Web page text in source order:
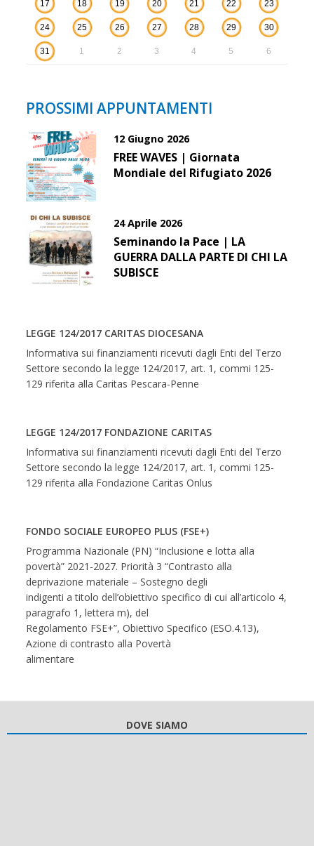
17 18 19 20 21 22 23
24 25 26 27 28 29 30
31 1 2 3 4 5 6
PROSSIMI APPUNTAMENTI
12 Giugno 2026
FREE WAVES | Giornata
Mondiale del Rifugiato 2026
24 Aprile 2026
Seminando la Pace | LA
GUERRA DALLA PARTE DI CHI LA
SUBISCE
LEGGE 124/2017 CARITAS DIOCESANA
Informativa sui finanziamenti ricevuti dagli Enti del Terzo
Settore secondo la legge 124/2017, art. 1, commi 125-
129 riferita alla Caritas Pescara-Penne
LEGGE 124/2017 FONDAZIONE CARITAS
Informativa sui finanziamenti ricevuti dagli Enti del Terzo
Settore secondo la legge 124/2017, art. 1, commi 125-
129 riferita alla Fondazione Caritas Onlus
FONDO SOCIALE EUROPEO PLUS (FSE+)
Programma Nazionale (PN) “Inclusione e lotta alla
povertà” 2021-2027. Priorità 3 “Contrasto alla
deprivazione materiale – Sostegno degli
indigenti a titolo dell’obiettivo specifico di cui all’articolo 4,
paragrafo 1, lettera m), del
Regolamento FSE+”, Obiettivo Specifico (ESO.4.13),
Azione di contrasto alla Povertà
alimentare
DOVE SIAMO